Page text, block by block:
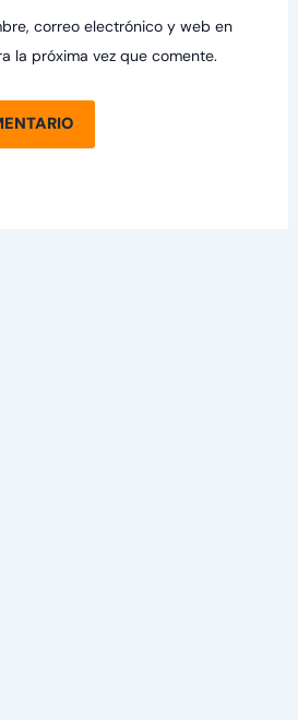
correo electrónico y web en
la próxima vez que comente.